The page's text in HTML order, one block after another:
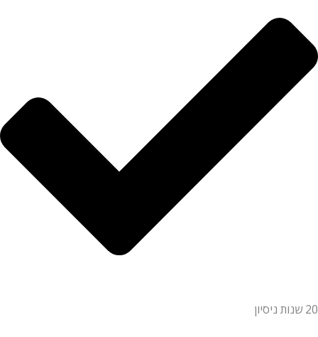
20 שנות ניסיון